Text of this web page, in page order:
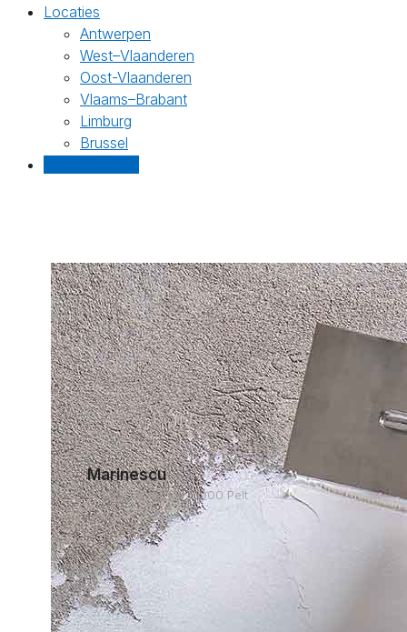
Locaties
Antwerpen
West–Vlaanderen
Oost-Vlaanderen
Vlaams–Brabant
Limburg
Brussel
Marinescu
Schansstraat 139, 3900 Pelt